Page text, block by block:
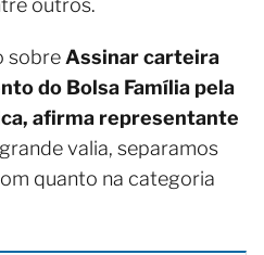
sobre Assinar carteira
do Bolsa Família pela
afirma representante
valia, separamos
quanto na categoria